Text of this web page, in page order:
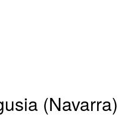
(Navarra)